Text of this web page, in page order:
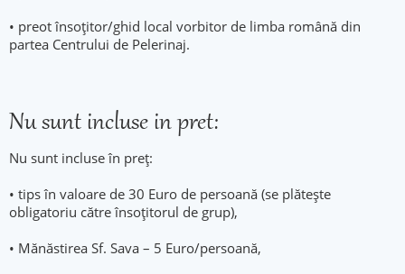
• preot însoţitor/ghid local vorbitor de limba română din
partea Centrului de Pelerinaj.
Nu sunt incluse in pret:
Nu sunt incluse în preț:
• tips în valoare de 30 Euro de persoană (se plătește
obligatoriu către însoțitorul de grup),
• Mănăstirea Sf. Sava – 5 Euro/persoană,